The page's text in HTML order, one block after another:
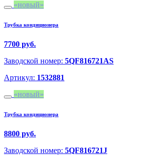
новый
Трубка кондиционера
7700 руб.
Заводской номер: 5QF816721AS
Артикул: 1532881
новый
Трубка кондиционера
8800 руб.
Заводской номер: 5QF816721J